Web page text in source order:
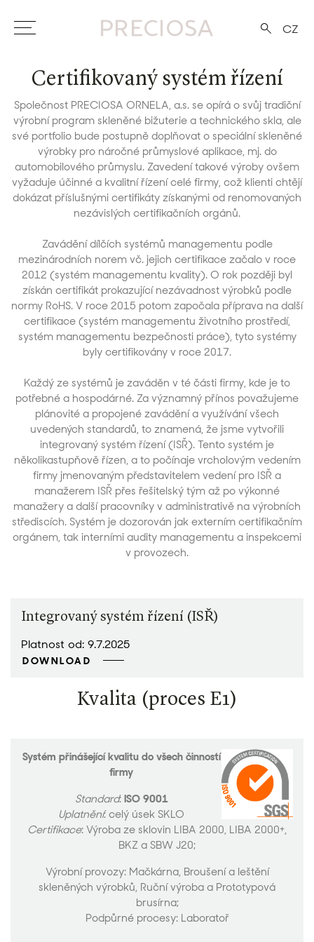
CZ
Certifikovaný systém řízení
Společnost PRECIOSA ORNELA, a.s. se opírá o svůj tradiční
výrobní program skleněné bižuterie a technického skla, ale
své portfolio bude postupně doplňovat o speciální skleněné
výrobky pro náročné průmyslové aplikace, mj. do
automobilového průmyslu. Zavedení takové výroby ovšem
vyžaduje účinné a kvalitní řízení celé firmy, což klienti chtějí
dokázat příslušnými certifikáty získanými od renomovaných
nezávislých certifikačních orgánů.
Zavádění dílčích systémů managementu podle
mezinárodních norem vč. jejich certifikace začalo v roce
2012 (systém managementu kvality). O rok později byl
získán certifikát prokazující nezávadnost výrobků podle
normy RoHS. V roce 2015 potom započala příprava na další
certifikace (systém managementu životního prostředí,
systém managementu bezpečnosti práce), tyto systémy
byly certifikovány v roce 2017.
Každý ze systémů je zaváděn v té části firmy, kde je to
potřebné a hospodárné. Za významný přínos považujeme
plánovité a propojené zavádění a využívání všech
uvedených standardů, to znamená, že jsme vytvořili
integrovaný systém řízení (ISŘ). Tento systém je
několikastupňově řízen, a to počínaje vrcholovým vedením
firmy jmenovaným představitelem vedení pro ISŘ a
manažerem ISŘ přes řešitelský tým až po výkonné
manažery a další pracovníky v administrativě na výrobních
střediscích. Systém je dozorován jak externím certifikačním
orgánem, tak interními audity managementu a inspekcemi
v provozech.
Integrovaný systém řízení (ISŘ)
Platnost od: 9.7.2025
DOWNLOAD
Kvalita (proces E1)
Systém přinášející kvalitu do všech činností
firmy
Standard: ISO 9001
Uplatnění: celý úsek SKLO
Certifikace: Výroba ze sklovin LIBA 2000, LIBA 2000+,
BKZ a SBW J20;
Výrobní provozy: Mačkárna, Broušení a leštění
skleněných výrobků, Ruční výroba a Prototypová
brusírna;
Podpůrné procesy: Laboratoř